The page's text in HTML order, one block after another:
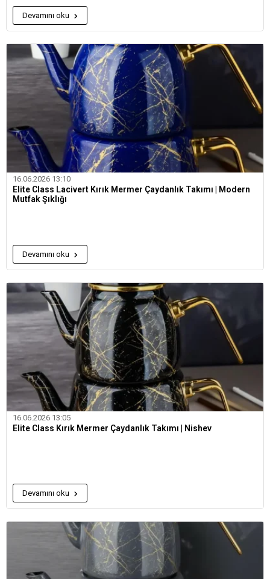
Devamını oku
16.06.2026 13:10
Elite Class Lacivert Kırık Mermer Çaydanlık Takımı | Modern
Mutfak Şıklığı
Devamını oku
16.06.2026 13:05
Elite Class Kırık Mermer Çaydanlık Takımı | Nishev
Devamını oku